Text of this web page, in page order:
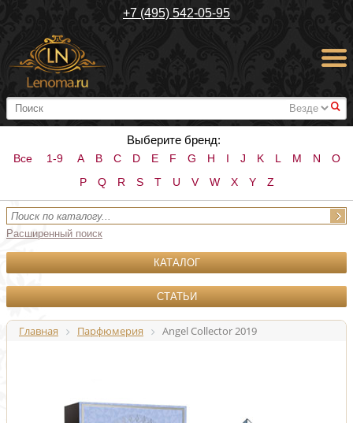
+7 (495) 542-05-95
#
Выберите бренд:
Все 1-9 A B C D E F G H I J K L M N
O
P
Q R S T U V W X Y Z
Расширенный поиск
КАТАЛОГ
СТАТЬИ
Главная Парфюмерия Angel Collector 2019